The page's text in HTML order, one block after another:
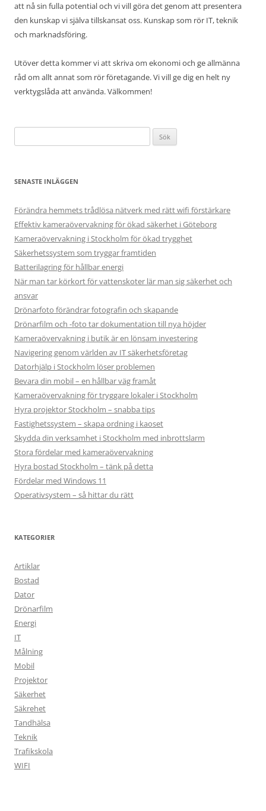
att nå sin fulla potential och vi vill göra det genom att presentera
den kunskap vi själva tillskansat oss. Kunskap som rör IT, teknik
och marknadsföring.
Utöver detta kommer vi att skriva om ekonomi och ge allmänna
råd om allt annat som rör företagande. Vi vill ge dig en helt ny
verktygslåda att använda. Välkommen!
efter:
SENASTE INLÄGGEN
Förändra hemmets trådlösa nätverk med rätt wifi förstärkare
Effektiv kameraövervakning för ökad säkerhet i Göteborg
Kameraövervakning i Stockholm för ökad trygghet
Säkerhetssystem som tryggar framtiden
Batterilagring för hållbar energi
När man tar körkort för vattenskoter lär man sig säkerhet och
ansvar
Drönarfoto förändrar fotografin och skapande
Drönarfilm och -foto tar dokumentation till nya höjder
Kameraövervakning i butik är en lönsam investering
Navigering genom världen av IT säkerhetsföretag
Datorhjälp i Stockholm löser problemen
Bevara din mobil – en hållbar väg framåt
Kameraövervakning för tryggare lokaler i Stockholm
Hyra projektor Stockholm – snabba tips
Fastighetssystem – skapa ordning i kaoset
Skydda din verksamhet i Stockholm med inbrottslarm
Stora fördelar med kameraövervakning
Hyra bostad Stockholm – tänk på detta
Fördelar med Windows 11
Operativsystem – så hittar du rätt
KATEGORIER
Artiklar
Bostad
Dator
Drönarfilm
Energi
IT
Målning
Mobil
Projektor
Säkerhet
Säkrehet
Tandhälsa
Teknik
Trafikskola
WIFI